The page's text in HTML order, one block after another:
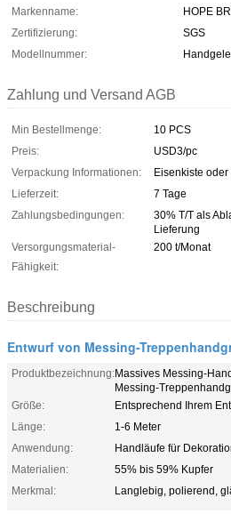
Markenname:
HOPE
Zertifizierung:
SGS
Modellnummer:
Zahlung und Versand AGB
Min Bestellmenge:
10 PCS
Preis:
USD3/pc
Verpackung Informationen:
Eisenkiste
Lieferzeit:
7 Tage
Zahlungsbedingungen:
30% T/T als
Lieferung
Versorgungsmaterial-
Fähigkeit:
200 t/Monat
Beschreibung
Entwurf von Messing-
Produktbezeichnung:Massives Messing-
Messing-
Größe:
Entsprechend Ihrem
Länge:
1-6 Meter
Anwendung:
Handläufe für
Materialien:
55% bis 59% Kupfer
Merkmal:
Langlebig, polierend,